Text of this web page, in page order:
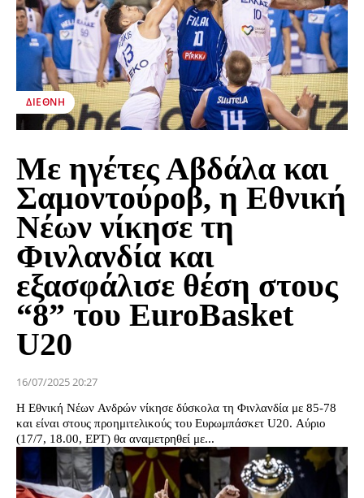
ΔΙΕΘΝΉ
Με ηγέτες Αβδάλα και
Σαμοντούροβ, η Εθνική
Νέων νίκησε τη
Φινλανδία και
εξασφάλισε θέση στους
“8” του EuroBasket
U20
16/07/2025 20:27
Η Εθνική Νέων Ανδρών νίκησε δύσκολα τη Φινλανδία με 85-78
και είναι στους προημιτελικούς του Ευρωμπάσκετ U20. Αύριο
(17/7, 18.00, ΕΡΤ) θα αναμετρηθεί με...